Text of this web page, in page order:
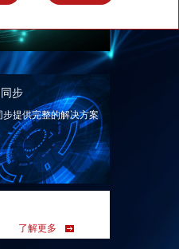
步
提供完整的解决方案
了解更多